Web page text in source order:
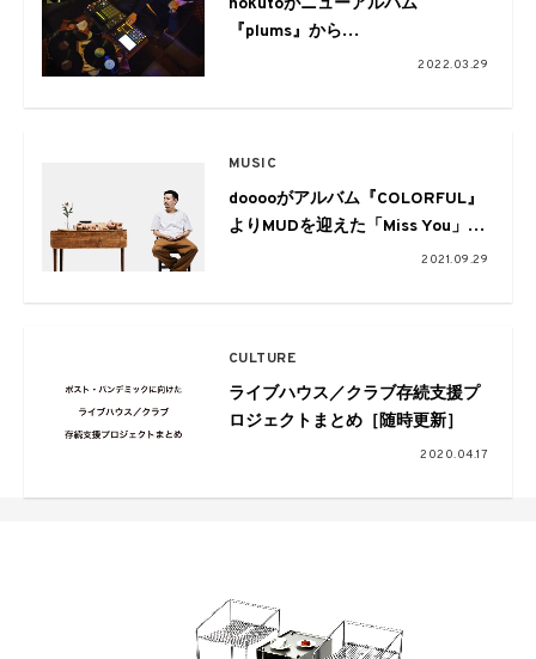
hokutoがニューアルバム
『plums』から
客演に唾奇と仙人掌を迎えた2022.03.29
MUSIC
dooooがアルバム『COLORFUL』
よりMUDを迎えた「Miss You」を
先行配信。トラックリストに「閻
BIM)」が追加
2021.09.29
CULTURE
ライブハウス／クラブ存続支援プ
ロジェクトまとめ［随時更新］
2020.04.17